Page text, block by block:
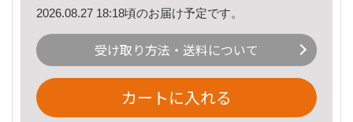
2026.08.27 18:18頃のお届け予定です。
受け取り方法・送料について
カートに入れる